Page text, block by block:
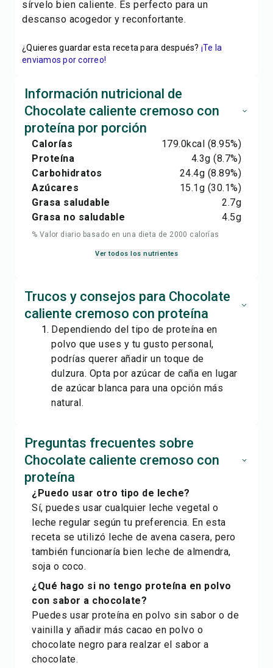
sírvelo bien caliente. Es perfecto para un
descanso acogedor y reconfortante.
¿Quieres guardar esta receta para después? ¡Te la
enviamos por correo!
Información nutricional de
Chocolate caliente cremoso con
proteína por porción
Calorías 179.0kcal (8.95%)
Proteína
4.3g (8.7%)
Carbohidratos
24.4g (8.89%)
Azúcares
15.1g (30.1%)
Grasa saludable
2.7g
Grasa no saludable
4.5g
% Valor diario basado en una dieta de 2000 calorías
Ver todos los nutrientes
Trucos y consejos para Chocolate
caliente cremoso con proteína
Dependiendo del tipo de proteína en
polvo que uses y tu gusto personal,
podrías querer añadir un toque de
dulzura. Opta por azúcar de caña en lugar
de azúcar blanca para una opción más
natural.
Preguntas frecuentes sobre
Chocolate caliente cremoso con
proteína
¿Puedo usar otro tipo de leche?
Sí, puedes usar cualquier leche vegetal o
leche regular según tu preferencia. En esta
receta se utilizó leche de avena casera, pero
también funcionaría bien leche de almendra,
soja o coco.
¿Qué hago si no tengo proteína en polvo
con sabor a chocolate?
Puedes usar proteína en polvo sin sabor o de
vainilla y añadir más cacao en polvo o
chocolate negro para realzar el sabor a
chocolate.